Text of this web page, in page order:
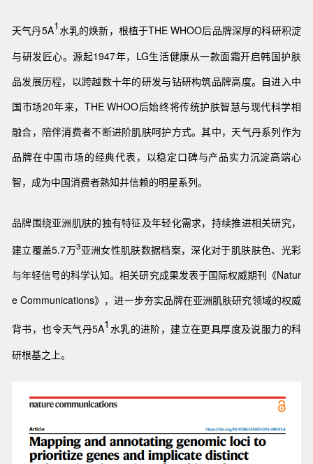
天气丹5A1水乳的焕新，根植于THE WHOO后品牌深厚的科研积淀
与研发匠心。源起1947年，LG生活健康从一款面霜开启韩国护肤
品发展历程，以跨越数十年的研发与钻研构筑品牌高度。自进入中
国市场20年来，THE WHOO后始终将传统护肤智慧与现代科学相
融合，陪伴消费者不断进阶肌肤呵护方式。其中，天气丹系列作为
品牌在中国市场的经典代表，以稳定口碑与产品实力沉淀高端心
智，成为中国消费者熟知并信赖的明星系列。
品牌围绕亚洲肌肤的独有特征及年轻化需求，持续推进相关研究，
建立覆盖5.7万3亚洲女性肌肤数据档案，深化对于肌肤肤色、光彩
与年轻信号的科学认知。相关研究成果发表于国际权威期刊《Natur
e Communications》，进一步夯实品牌在亚洲肌肤研究领域的权威
背书，也令天气丹5A1 水乳的进阶，建立在更具厚度及说服力的科
研根基之上。